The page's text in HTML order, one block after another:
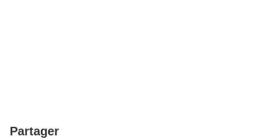
Partager